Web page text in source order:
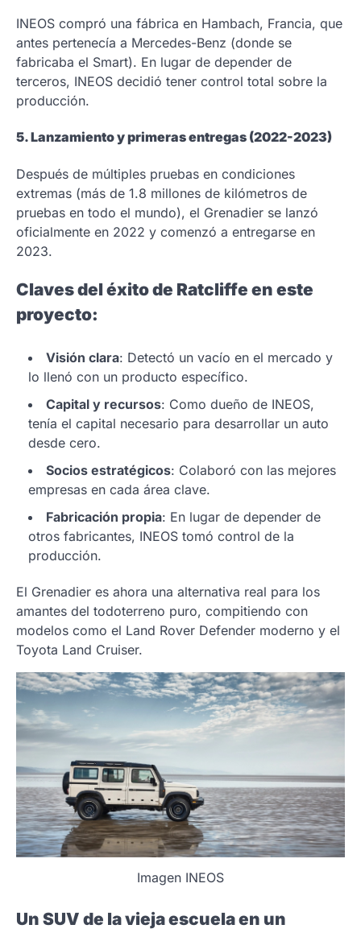
INEOS compró una fábrica en Hambach, Francia, que
antes pertenecía a Mercedes-Benz (donde se
fabricaba el Smart). En lugar de depender de
terceros, INEOS decidió tener control total sobre la
producción.
5. Lanzamiento y primeras entregas (2022-2023)
Después de múltiples pruebas en condiciones
extremas (más de 1.8 millones de kilómetros de
pruebas en todo el mundo), el Grenadier se lanzó
oficialmente en 2022 y comenzó a entregarse en
2023.
Claves del éxito de Ratcliffe en este
proyecto:
Visión clara: Detectó un vacío en el mercado y
lo llenó con un producto específico.
Capital y recursos: Como dueño de INEOS,
tenía el capital necesario para desarrollar un auto
desde cero.
Socios estratégicos: Colaboró con las mejores
empresas en cada área clave.
Fabricación propia: En lugar de depender de
otros fabricantes, INEOS tomó control de la
producción.
El Grenadier es ahora una alternativa real para los
amantes del todoterreno puro, compitiendo con
modelos como el Land Rover Defender moderno y el
Toyota Land Cruiser.
Imagen INEOS
Un SUV de la vieja escuela en un